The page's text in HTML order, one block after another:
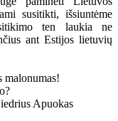
susitikti, išsiuntėme
ten laukia ne
ant Estijos lietuvių